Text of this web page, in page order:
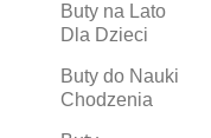
Buty na Lato
Dla Dzieci
Buty do Nauki
Chodzenia